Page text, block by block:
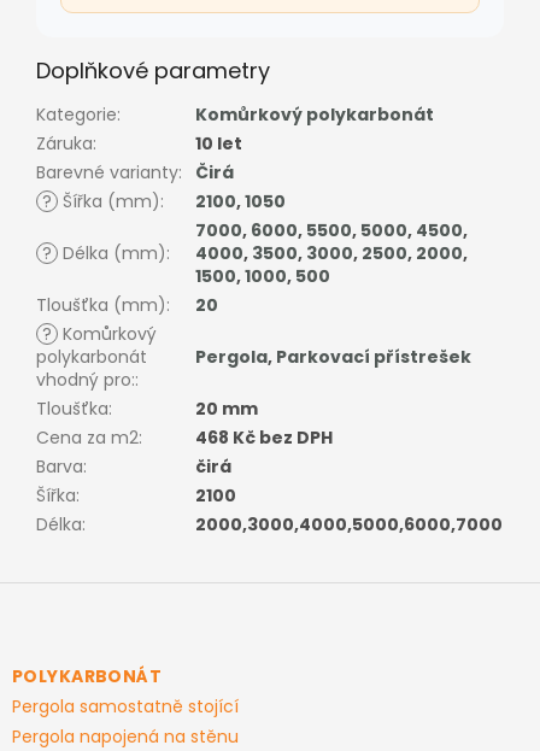
Doplňkové parametry
Kategorie:
Komůrkový polykarbonát
Záruka:
10 let
Barevné varianty:
Čirá
? Šířka (mm): 2100,1050
? Délka (mm):
7000, 6000, 5500, 5000, 4500,
4000, 3500, 3000, 2500, 2000,
1500,1000, 500
Tloušťka (mm):
20
? Komůrkový
polykarbonát
vhodný pro::
Pergola, Parkovací přístrešek
Tloušťka:
20 mm
Cena za m2:
468 Kč bez DPH
Barva:
čirá
Šířka:
2100
Délka: 2000,3000,4000,5000,6000,7000
Z
aPOLYKARBONÁT
Pergola samostatně stojící
Pergola napojená na stěnu